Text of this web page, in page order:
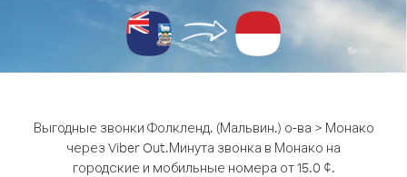
Выгодные звонки Фолкленд. (Мальвин.) о-ва > Монако
через Viber Out.Минута звонка в Монако на
городские и мобильные номера от 15.0 ¢.